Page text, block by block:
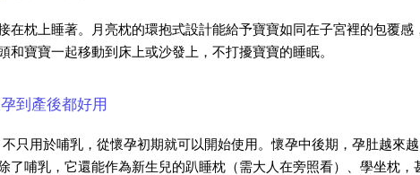
在枕上睡著。 月亮枕的環抱式設計能給予寶寶如同在子宮裡的包覆
和寶寶一起移動到床上或沙發上，不打擾寶寶的睡眠。
到產後都好用
只用於哺乳，從懷孕初期就可以開始使用。懷孕中後期，孕肚越來
了哺乳，它還能作為新生兒的趴睡枕（需大人在旁照看）、學坐枕，